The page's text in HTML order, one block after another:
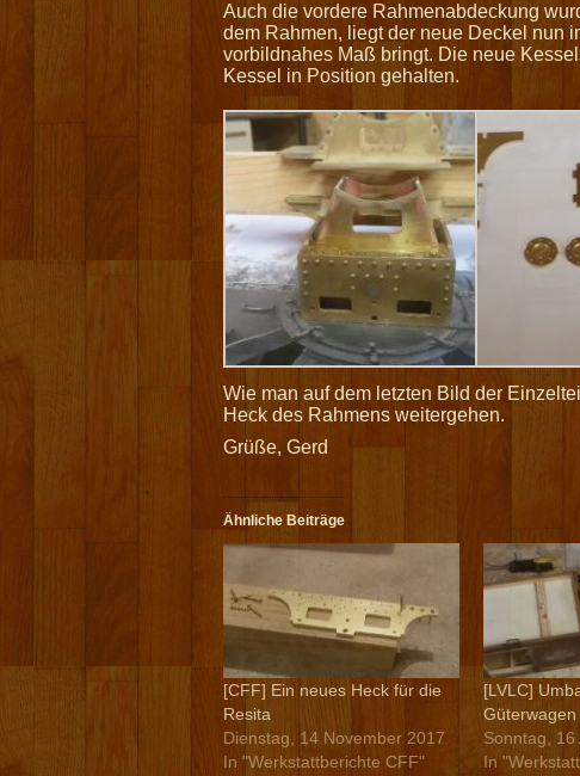
Auch die vordere Rahmenabdeckung
dem Rahmen, liegt der neue Deckel nun
vorbildnahes Maß bringt. Die neue
Kessel in Position gehalten.
Wie man auf dem letzten Bild der
Heck des Rahmens weitergehen.
Grüße, Gerd
Ähnliche Beiträge
[CFF] Ein neues Heck für die
Resita
Dienstag, 14 November 2017
In "Werkstattberichte CFF"
[LVLC]
Güterwagen
Sonntag, 16
In